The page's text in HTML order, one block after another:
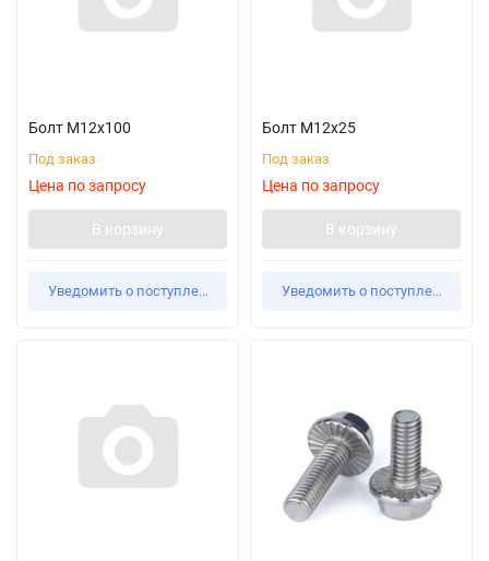
Болт М12х100
Под заказ
Цена по запросу
В корзину
Уведомить о поступлении
Болт М12х25
Под заказ
Цена по запросу
В корзину
Уведомить о поступлении